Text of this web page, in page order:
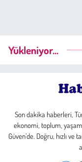
Yükleniyor...
Son dakika haberleri,
ekonomi, toplum,
Güven’de. Doğru, hızlı ve